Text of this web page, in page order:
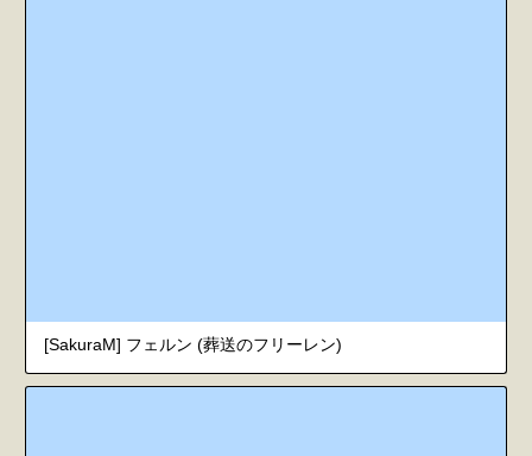
[SakuraM] フェルン (葬送のフリーレン)